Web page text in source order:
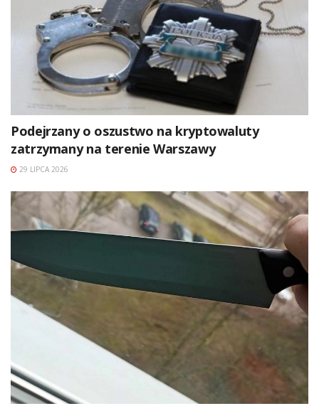
Podejrzany o oszustwo na kryptowaluty
zatrzymany na terenie Warszawy
29 LIPCA 2026